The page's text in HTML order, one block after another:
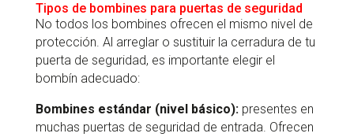
Tipos de bombines para puertas de seguridad
No todos los bombines ofrecen el mismo nivel de
protección. Al arreglar o sustituir la cerradura de tu
puerta de seguridad, es importante elegir el
bombín adecuado:
Bombines estándar (nivel básico):presentes en
muchas puertas de seguridad de entrada. Ofrecen